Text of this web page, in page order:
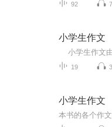
92
小学生作文
19
小学生作文
本书的各个作